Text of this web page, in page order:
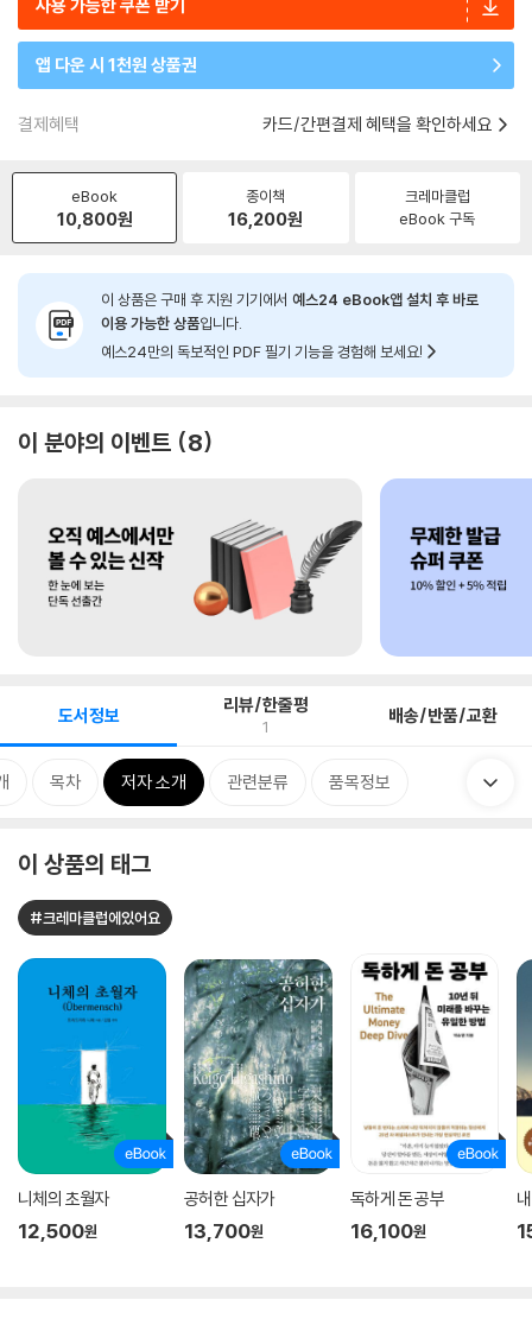
사용 가능한 쿠폰 받기
앱 다운 시 1천원 상품권
결제혜택 카드/간편결제 혜택을 확인하세요
eBook
10,800원
종이책
16,200원
크레마클럽
eBook 구독
이 상품은 구매 후 지원 기기에서 예스24 eBook앱 설치 후 바로
이용 가능한 상품입니다.
예스24만의 독보적인 PDF 필기 기능을 경험해 보세요!
이 분야의 이벤트 8
도서정보 리뷰/한줄평
1 배송/반품/교환
목차 저자 소개 관련분류 품목정보
이 상품의 태그
#크레마클럽에있어요
니체의 초월자
12,500원
공허한 십자가
13,700원
독하게 돈 공부
16,100원